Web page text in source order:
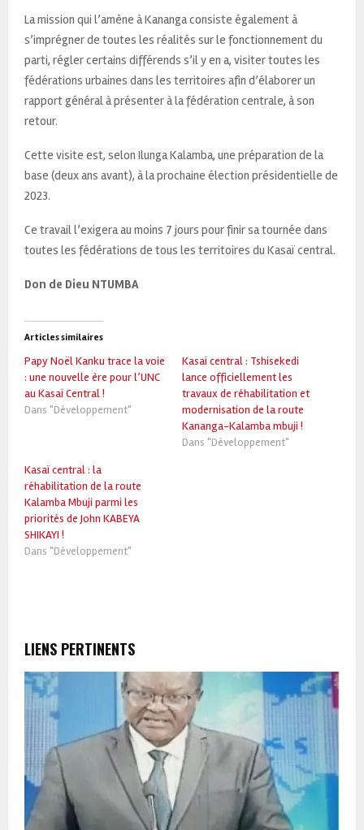
La mission qui l’amène à Kananga consiste également à
s’imprégner de toutes les réalités sur le fonctionnement du
parti, régler certains différends s’il y en a, visiter toutes les
fédérations urbaines dans les territoires afin d’élaborer un
rapport général à présenter à la fédération centrale, à son
retour.
Cette visite est, selon Ilunga Kalamba, une préparation de la
base (deux ans avant), à la prochaine élection présidentielle de
2023.
Ce travail l’exigera au moins 7 jours pour finir sa tournée dans
toutes les fédérations de tous les territoires du Kasaï central.
Don de Dieu NTUMBA
Articles similaires
Papy Noël Kanku trace la voie
: une nouvelle ère pour l’UNC
au Kasaï Central !
Dans "Développement"
Kasaï central : Tshisekedi
lance officiellement les
travaux de réhabilitation et
modernisation de la route
Kananga-Kalamba mbuji !
Dans "Développement"
Kasaï central : la
réhabilitation de la route
Kalamba Mbuji parmi les
priorités de John KABEYA
SHIKAYI !
Dans "Développement"
LIENS PERTINENTS